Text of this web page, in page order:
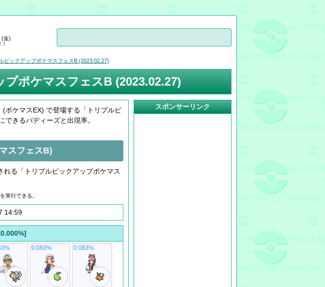
ポケマスフェスB (2023.02.27)
ポケマスEX) で登場する「トリプルピ
できるバディーズと出現率。
スフェスB)
れる「トリプルピックアップポケマス
実行できる。
14:59
0.083% 0.083%
スポンサーリンク
(金)
ピックアップポケマスフェスB (2023.02.27)